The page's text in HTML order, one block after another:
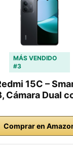
MÁS VENDIDO
#3
15C –
Cámara Dual
Comprar en